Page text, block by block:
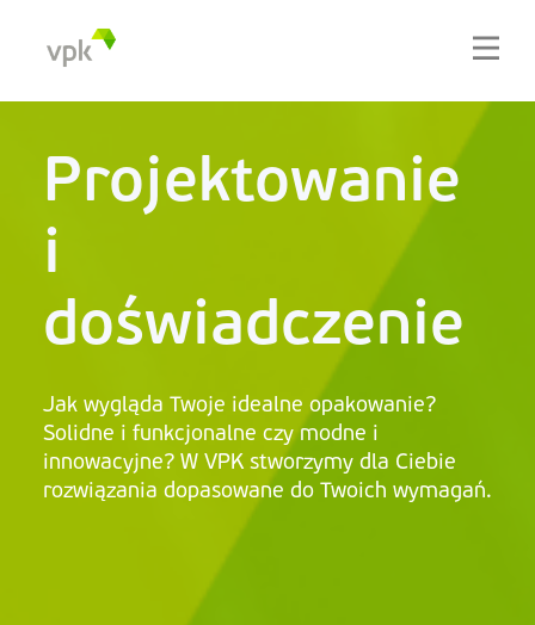
Projektowanie
i
doświadczenie
Jak wygląda Twoje idealne opakowanie?
Solidne i funkcjonalne czy modne i
innowacyjne? W VPK stworzymy dla Ciebie
rozwiązania dopasowane do Twoich wymagań.